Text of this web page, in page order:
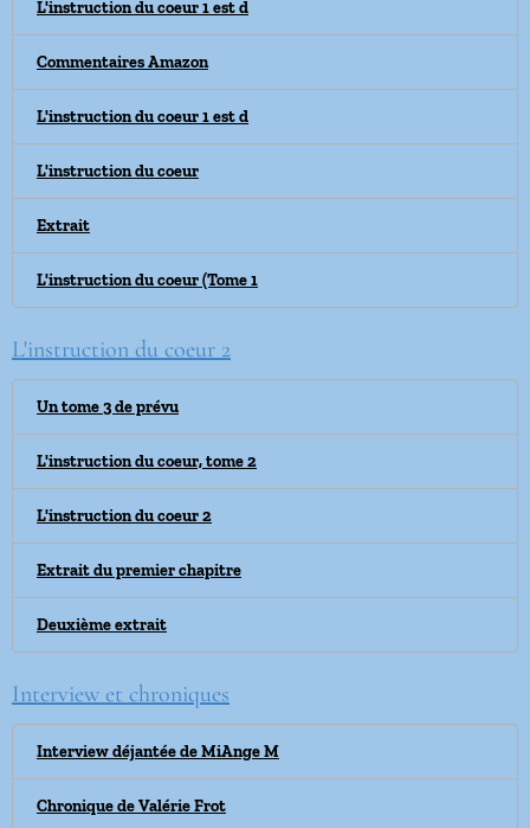
L'instruction du coeur 1 est d
Commentaires Amazon
L'instruction du coeur 1 est d
L'instruction du coeur
Extrait
L'instruction du coeur (Tome 1
L'instruction du coeur 2
Un tome 3 de prévu
L'instruction du coeur, tome 2
L'instruction du coeur 2
Extrait du premier chapitre
Deuxième extrait
Interview et chroniques
Interview déjantée de MiAnge M
Chronique de Valérie Frot